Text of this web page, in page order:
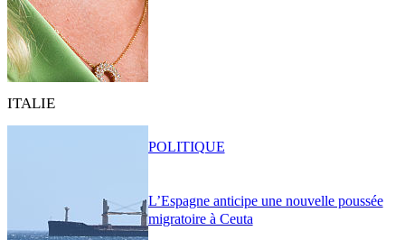
ITALIE
L’Espagne anticipe une nouvelle poussée
migratoire à Ceuta
POLITIQUE